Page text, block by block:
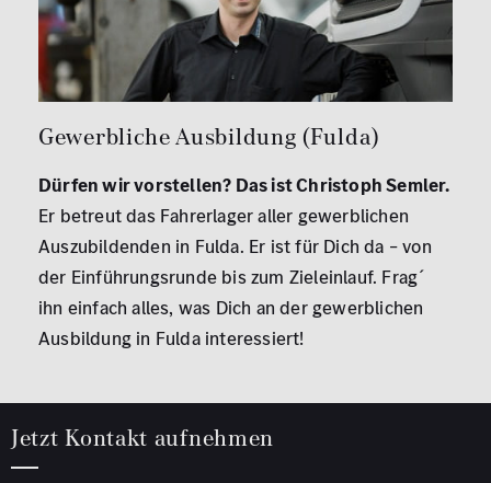
Gewerbliche Ausbildung (Fulda)
Dürfen wir vorstellen? Das ist Christoph Semler.
Er betreut das Fahrerlager aller gewerblichen
Auszubildenden in Fulda. Er ist für Dich da – von
der Einführungsrunde bis zum Zieleinlauf. Frag´
ihn einfach alles, was Dich an der gewerblichen
Ausbildung in Fulda interessiert!
Jetzt Kontakt aufnehmen